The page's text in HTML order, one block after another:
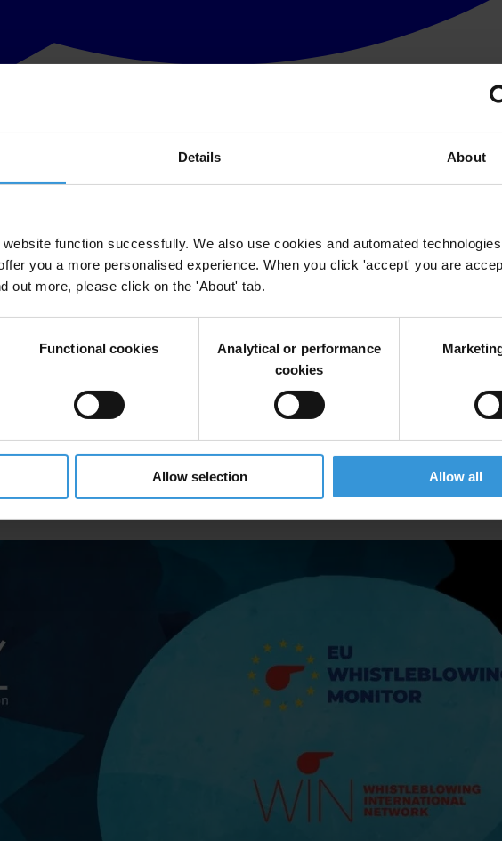
Details About
function successfully. We also use cookies and automated
you a more personalised experience. When you click 'accept' you are
out more, please click on the 'About' tab.
Functional cookies
Analytical or performance
cookies
Allow selection Allow all
Transparency International, powinny tworzyć spójny system rzetelności życia
w rodzaju Świętego Graala niż systemem sensu stricto, a więc względnie
podlegała więc przede wszystkim jakość funkcjonowania trzynastu
organów ścigania czy organizacji pozarządowych, oraz ogólnych
(executive summary)